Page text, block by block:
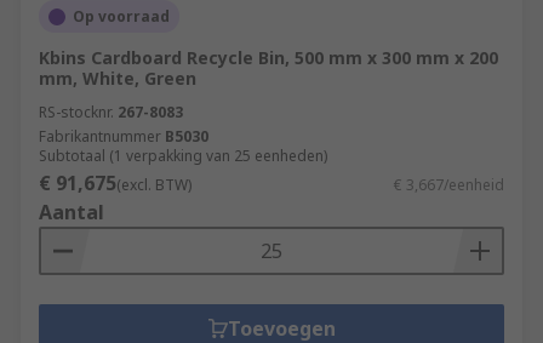
Op voorraad
Kbins Cardboard Recycle Bin, 500 mm x 300 mm x 200
mm, White, Green
RS-stocknr. 267-8083
Fabrikantnummer B5030
Subtotaal (1 verpakking van 25 eenheden)
€ 91,675(excl. BTW) € 3,667/eenheid
Aantal
Toevoegen